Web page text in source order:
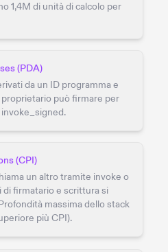
1,4M di unità di calcolo per
(PDA)
da un ID programma e
può firmare per
(CPI)
un altro tramite invoke o
di firmatario e scrittura si
massima dello stack
più CPI).